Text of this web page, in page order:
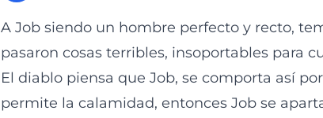
A Job siendo un hombre perfecto y recto,
pasaron cosas terribles, insoportables para
El diablo piensa que Job, se comporta así
permite la calamidad, entonces Job se